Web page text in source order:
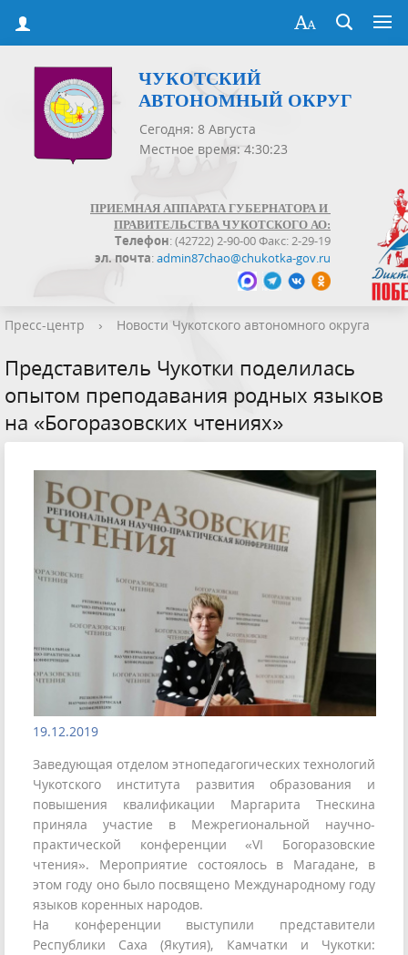
ЧУКОТСКИЙ
АВТОНОМНЫЙ ОКРУГ
Сегодня: 8 Августа
Местное время: 4:30:23
ПРИЕМНАЯ АППАРАТА ГУБЕРНАТОРА И
ПРАВИТЕЛЬСТВА ЧУКОТСКОГО АО:
Телефон: (42722) 2-90-00 Факс: 2-29-19
эл. почта:admin87chao@chukotka-gov.ru
Пресс-центр › Новости Чукотского автономного округа
Представитель Чукотки поделилась
опытом преподавания родных языков
на «Богоразовских чтениях»
19.12.2019
Заведующая отделом этнопедагогических технологий
Чукотского института развития образования и
повышения квалификации Маргарита Тнескина
приняла участие в Межрегиональной научно-
практической конференции «VI Богоразовские
чтения». Мероприятие состоялось в Магадане, в
этом году оно было посвящено Международному году
языков коренных народов.
На конференции выступили представители
Республики Саха (Якутия), Камчатки и Чукотки: